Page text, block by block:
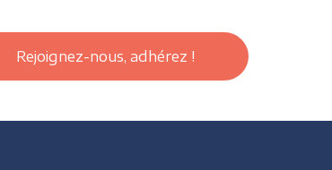
Rejoignez-nous, adhérez !